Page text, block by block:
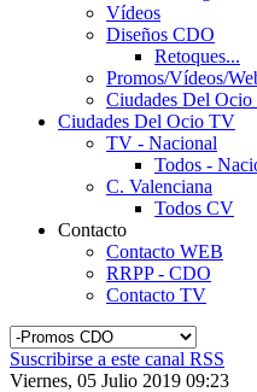
Vídeos
Diseños CDO
Retoques...
Promos/Vídeos/
Ciudades Del
Ciudades Del Ocio TV
TV - Nacional
Todos -
C. Valenciana
Todos CV
Contacto
Contacto WEB
RRPP - CDO
Contacto TV
Suscribirse a este canal RSS
Viernes, 05 Julio 2019 09:23